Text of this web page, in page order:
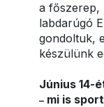
a főszerep,
labdarúgó
gondoltuk,
készülünk
Június 14-
– mi is